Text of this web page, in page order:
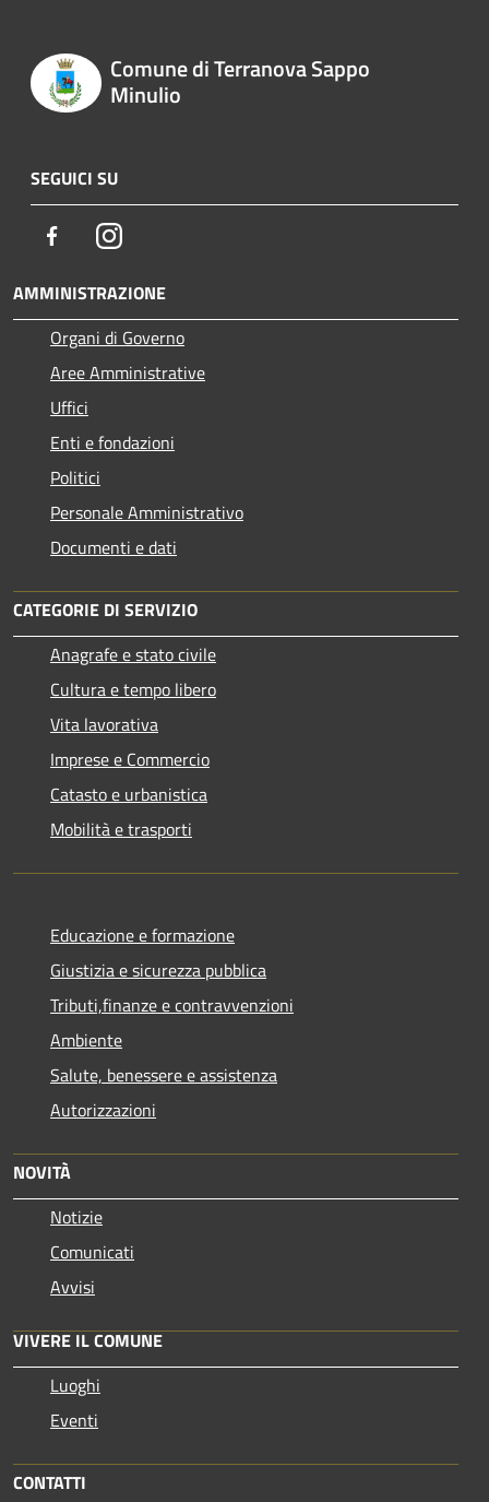
Comune di Terranova Sappo
Minulio
SEGUICI SU
FacebookInstagram
AMMINISTRAZIONE
Organi di Governo
Aree Amministrative
Uffici
Enti e fondazioni
Politici
Personale Amministrativo
Documenti e dati
CATEGORIE DI SERVIZIO
Anagrafe e stato civile
Cultura e tempo libero
Vita lavorativa
Imprese e Commercio
Catasto e urbanistica
Mobilità e trasporti
Educazione e formazione
Giustizia e sicurezza pubblica
Tributi,finanze e contravvenzioni
Ambiente
Salute, benessere e assistenza
Autorizzazioni
NOVITÀ
Notizie
Comunicati
Avvisi
VIVERE IL COMUNE
Luoghi
Eventi
CONTATTI